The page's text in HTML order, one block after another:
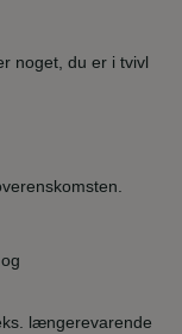
noget, du er i tvivl
længerevarende